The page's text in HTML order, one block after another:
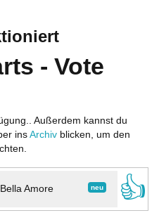
- Vote
Außerdem kannst du
ins Archiv blicken, um den
neu
Amore
👍